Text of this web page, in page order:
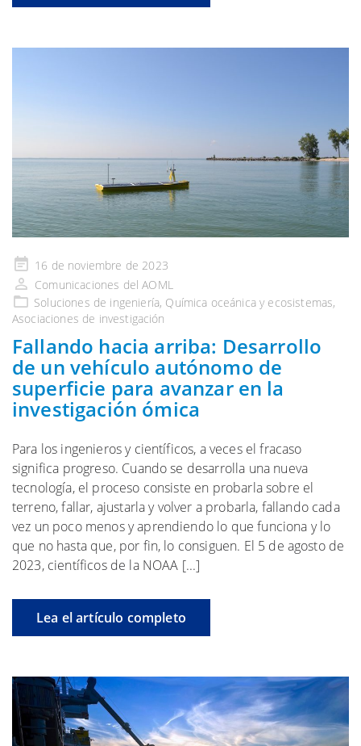
Publicado
en
16 de noviembre de 2023
Comunicaciones del AOML
Soluciones de ingeniería, Química oceánica y ecosistemas,
Asociaciones de investigación
Fallando hacia arriba: Desarrollo
de un vehículo autónomo de
superficie para avanzar en la
investigación ómica
Para los ingenieros y científicos, a veces el fracaso
significa progreso. Cuando se desarrolla una nueva
tecnología, el proceso consiste en probarla sobre el
terreno, fallar, ajustarla y volver a probarla, fallando cada
vez un poco menos y aprendiendo lo que funciona y lo
que no hasta que, por fin, lo consiguen. El 5 de agosto de
2023, científicos de la NOAA [...]
Lea el artículo completo